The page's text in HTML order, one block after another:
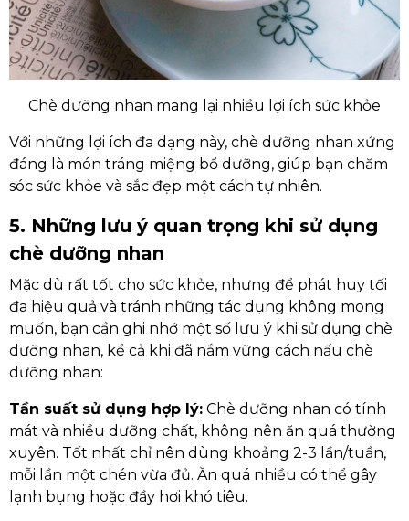
Chè dưỡng nhan mang lại nhiều lợi ích sức khỏe
Với những lợi ích đa dạng này, chè dưỡng nhan xứng
đáng là món tráng miệng bổ dưỡng, giúp bạn chăm
sóc sức khỏe và sắc đẹp một cách tự nhiên.
5. Những lưu ý quan trọng khi sử dụng
chè dưỡng nhan
Mặc dù rất tốt cho sức khỏe, nhưng để phát huy tối
đa hiệu quả và tránh những tác dụng không mong
muốn, bạn cần ghi nhớ một số lưu ý khi sử dụng chè
dưỡng nhan, kể cả khi đã nắm vững cách nấu chè
dưỡng nhan:
Tần suất sử dụng hợp lý: Chè dưỡng nhan có tính
mát và nhiều dưỡng chất, không nên ăn quá thường
xuyên. Tốt nhất chỉ nên dùng khoảng 2-3 lần/tuần,
mỗi lần một chén vừa đủ. Ăn quá nhiều có thể gây
lạnh bụng hoặc đầy hơi khó tiêu.